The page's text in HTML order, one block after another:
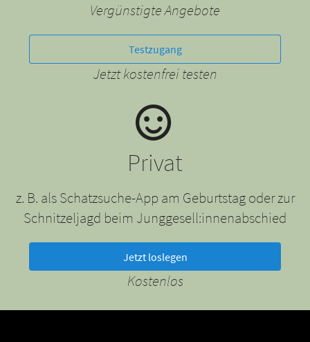
Vergünstigte Angebote
Testzugang
Jetzt kostenfrei testen
Privat
z. B. als Schatzsuche-App am Geburtstag oder zur
Schnitzeljagd beim Junggesell:innenabschied
Jetzt loslegen
Kostenlos